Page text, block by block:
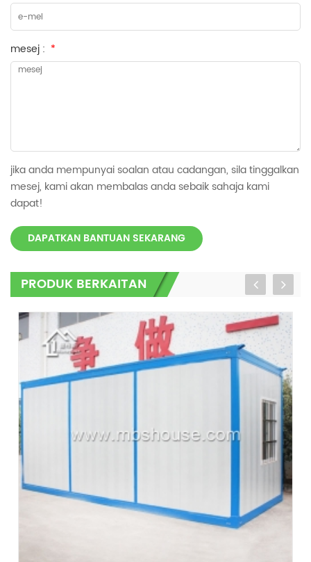
mesej : *
jika anda mempunyai soalan atau cadangan, sila tinggalkan
mesej, kami akan membalas anda sebaik sahaja kami
dapat!
DAPATKAN BANTUAN SEKARANG
PRODUK BERKAITAN